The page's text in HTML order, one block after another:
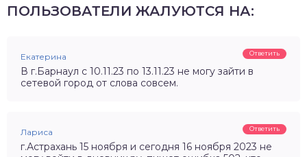
ПОЛЬЗОВАТЕЛИ ЖАЛУЮТСЯ НА:
Екатерина Ответить
В г.Барнаул с 10.11.23 по 13.11.23 не могу зайти в
сетевой город от слова совсем.
Лариса Ответить
г.Астрахань 15 ноября и сегодня 16 ноября 2023 не